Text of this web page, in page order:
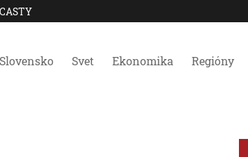
Slovensko Svet Ekonomika Regióny